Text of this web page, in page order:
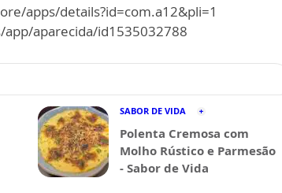
apps/details?id=com.a12&pli=1
aparecida/id1535032788
SABOR DE VIDA
Polenta Cremosa com
Molho Rústico e Parmesão
- Sabor de Vida